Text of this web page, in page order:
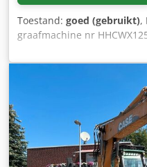
Toestand: goed (gebruikt),
graafmachine nr
kW 9786 uur één bak
Uek Geen documenten